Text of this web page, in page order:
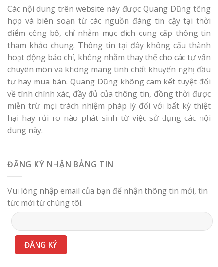
Các nội dung trên website này được Quang Dũng tổng
hợp và biên soạn từ các nguồn đáng tin cậy tại thời
điểm công bố, chỉ nhằm mục đích cung cấp thông tin
tham khảo chung. Thông tin tại đây không cấu thành
hoạt động báo chí, không nhằm thay thế cho các tư vấn
chuyên môn và không mang tính chất khuyến nghị đầu
tư hay mua bán. Quang Dũng không cam kết tuyệt đối
về tính chính xác, đầy đủ của thông tin, đồng thời được
miễn trừ mọi trách nhiệm pháp lý đối với bất kỳ thiệt
hại hay rủi ro nào phát sinh từ việc sử dụng các nội
dung này.
ĐĂNG KÝ NHẬN BẢNG TIN
Vui lòng nhập email của bạn để nhận thông tin mới, tin
tức mới từ chúng tôi.